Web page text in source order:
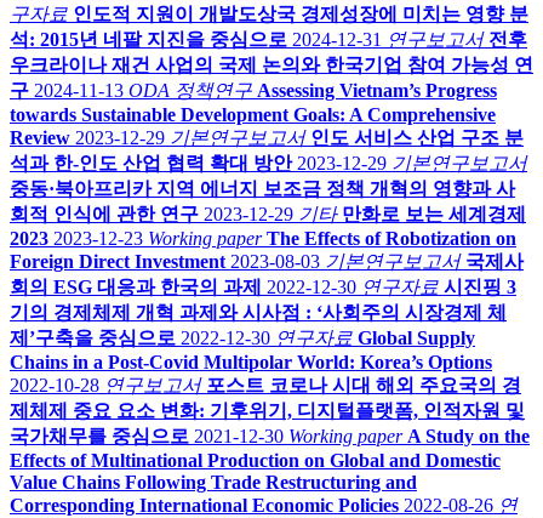
구자료 인도적 지원이 개발도상국 경제성장에 미치는 영향 분
석: 2015년 네팔 지진을 중심으로 2024-12-31 연구보고서 전후
우크라이나 재건 사업의 국제 논의와 한국기업 참여 가능성 연
구 2024-11-13 ODA 정책연구 Assessing Vietnam’s Progress
towards Sustainable Development Goals: A Comprehensive
Review 2023-12-29 기본연구보고서 인도 서비스 산업 구조 분
석과 한-인도 산업 협력 확대 방안 2023-12-29 기본연구보고서
중동·북아프리카 지역 에너지 보조금 정책 개혁의 영향과 사
회적 인식에 관한 연구 2023-12-29 기타 만화로 보는 세계경제
2023 2023-12-23 Working paper The Effects of Robotization on
Foreign Direct Investment 2023-08-03 기본연구보고서 국제사
회의 ESG 대응과 한국의 과제
2022-12-30 연구자료 시진핑 3
기의 경제체제 개혁 과제와 시사점 : ‘사회주의 시장경제 체
제’구축을 중심으로 2022-12-30 연구자료 Global Supply
Chains in a Post-Covid Multipolar World: Korea’s Options
2022-10-28 연구보고서 포스트 코로나 시대 해외 주요국의 경
제체제 중요 요소 변화: 기후위기, 디지털플랫폼, 인적자원 및
국가채무를 중심으로 2021-12-30 Working paper A Study on the
Effects of Multinational Production on Global and Domestic
Value Chains Following Trade Restructuring and
Corresponding International Economic Policies 2022-08-26 연